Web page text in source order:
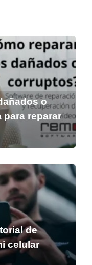
o
para reparar
de
celular